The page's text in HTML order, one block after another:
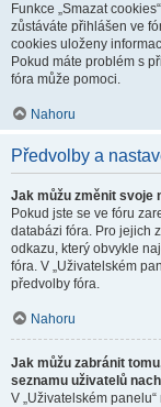
Funkce „Smazat
zůstáváte přihlášen ve
cookies uloženy
Pokud máte problém s
fóra může pomoci.
Nahoru
Předvolby a
Jak můžu změnit svoje
Pokud jste se ve fóru
databázi fóra. Pro jejich
odkazu, který obvykle
fóra. V „Uživatelském
předvolby fóra.
Nahoru
Jak můžu zabránit
seznamu uživatelů
V „Uživatelském